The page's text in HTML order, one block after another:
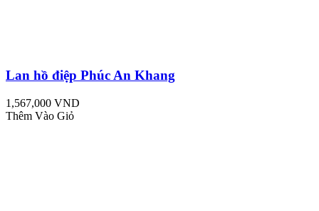
Lan hồ điệp Phúc An Khang
1,567,000 VND
Thêm Vào Giỏ